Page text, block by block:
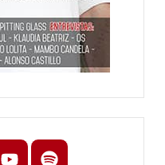
youtubespotify